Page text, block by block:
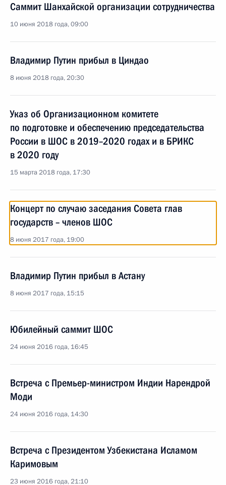
Саммит Шанхайской организации сотрудничества
10 июня 2018 года, 09:00
Владимир Путин прибыл в Циндао
8 июня 2018 года, 20:30
Указ об Организационном комитете
по подготовке и обеспечению председательства
России в ШОС в 2019–2020 годах и в БРИКС
в 2020 году
15 марта 2018 года, 17:30
Концерт по случаю заседания Совета глав
государств – членов ШОС
8 июня 2017 года, 19:00
Владимир Путин прибыл в Астану
8 июня 2017 года, 15:15
Юбилейный саммит ШОС
24 июня 2016 года, 16:45
Встреча с Премьер-министром Индии Нарендрой
Моди
24 июня 2016 года, 14:30
Встреча с Президентом Узбекистана Исламом
Каримовым
23 июня 2016 года, 21:10